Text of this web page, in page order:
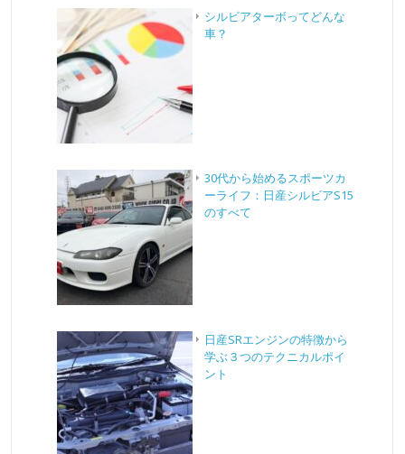
シルビアターボってどんな
車？
30代から始めるスポーツカ
ーライフ：日産シルビアS15
のすべて
日産SRエンジンの特徴から
学ぶ３つのテクニカルポイ
ント